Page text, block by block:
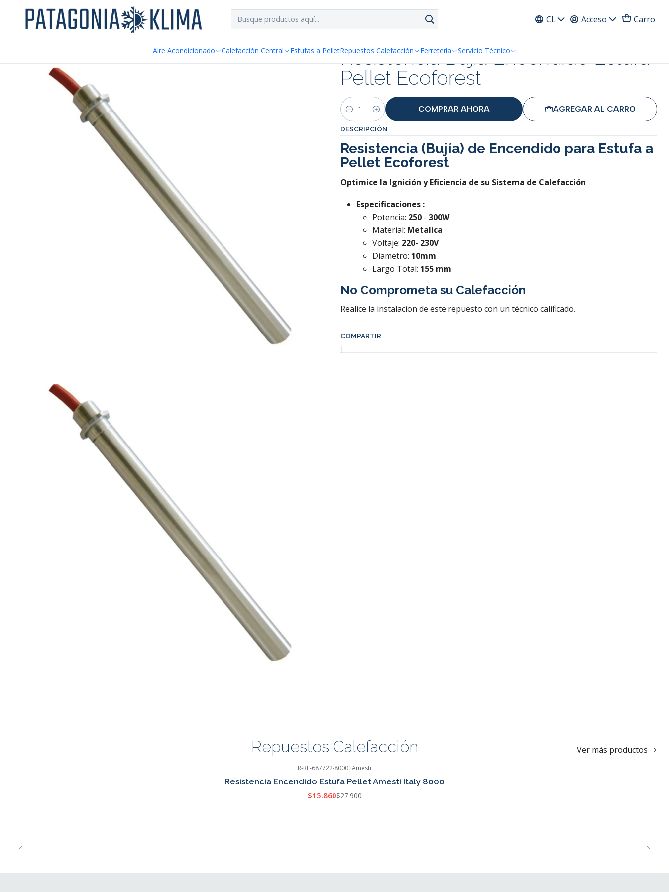
CL Acceso Carro
Aire Acondicionado Calefacción Central Estufas a PelletRepuestos Calefacción Ferretería Servicio Técnico
Inicio Repuestos Estufa Pellet Resistencia Bujia Encendido Estufa Pellet Ecoforest
Resistencia Bujia Encendido Estufa
Pellet Ecoforest
Cantidad
AGREGAR AL CARRO
COMPRAR AHORA
DESCRIPCIÓN
Resistencia (Bujía) de Encendido para Estufa a
Pellet Ecoforest
Optimice la Ignición y Eficiencia de su Sistema de Calefacción
Especificaciones :
Potencia: 250 - 300W
Material: Metalica
Voltaje: 220- 230V
Diametro: 10mm
Largo Total: 155 mm
No Comprometa su Calefacción
Realice la instalacion de este repuesto con un técnico calificado.
COMPARTIR
|
Repuestos Calefacción Ver más productos
R-RE-687722-8000|Amesti
Resistencia Encendido Estufa Pellet Amesti Italy 8000
$15.860$27.900